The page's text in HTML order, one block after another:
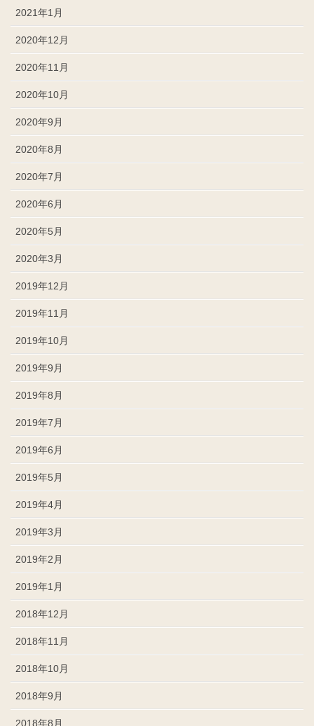
2021年1月
2020年12月
2020年11月
2020年10月
2020年9月
2020年8月
2020年7月
2020年6月
2020年5月
2020年3月
2019年12月
2019年11月
2019年10月
2019年9月
2019年8月
2019年7月
2019年6月
2019年5月
2019年4月
2019年3月
2019年2月
2019年1月
2018年12月
2018年11月
2018年10月
2018年9月
2018年8月